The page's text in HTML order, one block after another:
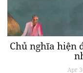
Chủ nghĩa hiện
Apr